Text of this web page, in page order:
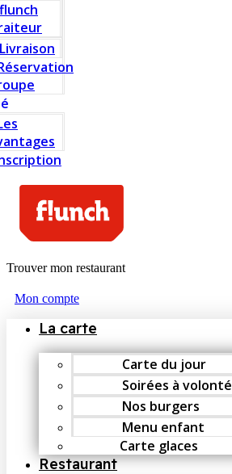
flunch
Livraison
Trouver mon restaurant
Mon compte
La carte
Carte du jour
Soirées à volonté
Nos burgers
Menu enfant
Carte glaces
Restaurant